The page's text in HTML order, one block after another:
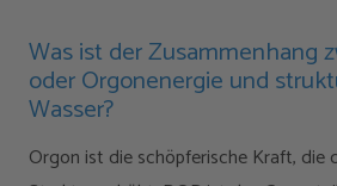
Was ist der Zusammenhang
oder Orgonenergie und
Wasser?
Orgon ist die schöpferische Kraft, die